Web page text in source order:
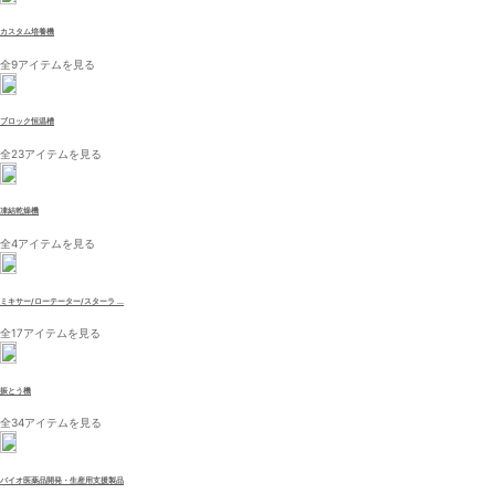
カスタム培養機
全9アイテムを見る
ブロック恒温槽
全23アイテムを見る
凍結乾燥機
全4アイテムを見る
ミキサー/ローテーター/スターラ ...
全17アイテムを見る
振とう機
全34アイテムを見る
バイオ医薬品開発・生産用支援製品